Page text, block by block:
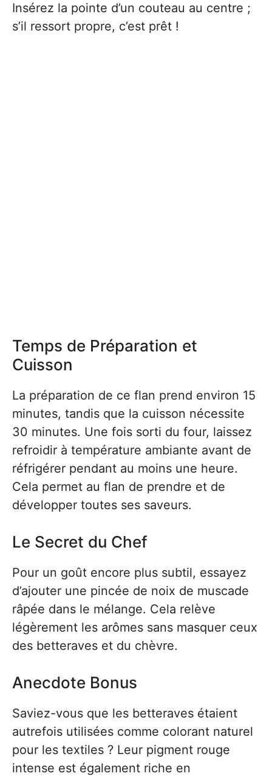
Insérez la pointe d’un couteau au centre ;
s’il ressort propre, c’est prêt !
Temps de Préparation et
Cuisson
La préparation de ce flan prend environ 15
minutes, tandis que la cuisson nécessite
30 minutes. Une fois sorti du four, laissez
refroidir à température ambiante avant de
réfrigérer pendant au moins une heure.
Cela permet au flan de prendre et de
développer toutes ses saveurs.
Le Secret du Chef
Pour un goût encore plus subtil, essayez
d’ajouter une pincée de noix de muscade
râpée dans le mélange. Cela relève
légèrement les arômes sans masquer ceux
des betteraves et du chèvre.
Anecdote Bonus
Saviez-vous que les betteraves étaient
autrefois utilisées comme colorant naturel
pour les textiles ? Leur pigment rouge
intense est également riche en